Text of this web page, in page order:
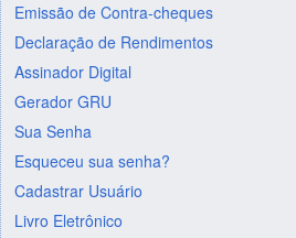
Emissão de Contra-cheques
Declaração de Rendimentos
Assinador Digital
Gerador GRU
Sua Senha
Esqueceu sua senha?
Cadastrar Usuário
Livro Eletrônico